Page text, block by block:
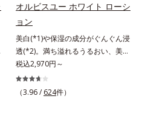
成分の「ブライトVCコンプレック
ス(*8)」が、透明感を阻害する原因
(*9)にアプローチします。さらに肌
表面のなめらかさやみずみずしさを
サポートするために、肌荒れ防止有
湿成分も配合し、透明感を包括的に
サポート。全方位ケアのアプローチ
オルビスユー ホワイト ローシ
ョン
美白(*1)や保湿の成分がぐんぐん浸
透(*2)。満ち溢れるうるおい、美肌
がやみつきに。若々しく透明感のあ
る美肌を構成する要素と、年齢肌
(*3)のメラニン生成にアプローチし
税込2,970円～
（3.96 / 624件）